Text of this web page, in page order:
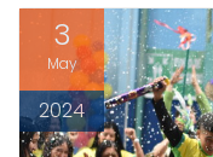
3
May
2024